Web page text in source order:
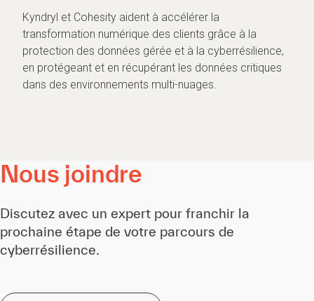
Kyndryl et Cohesity aident à accélérer la
transformation numérique des clients grâce à la
protection des données gérée et à la cyberrésilience,
en protégeant et en récupérant les données critiques
dans des environnements multi-nuages.
Nous joindre
Discutez avec un expert pour franchir la
prochaine étape de votre parcours de
cyberrésilience.